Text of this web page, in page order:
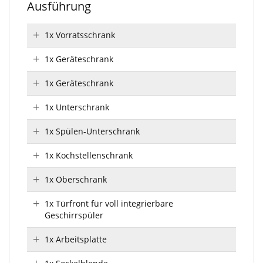
Ausführung
1x Vorratsschrank
1x Geräteschrank
1x Geräteschrank
1x Unterschrank
1x Spülen-Unterschrank
1x Kochstellenschrank
1x Oberschrank
1x Türfront für voll integrierbare
Geschirrspüler
1x Arbeitsplatte